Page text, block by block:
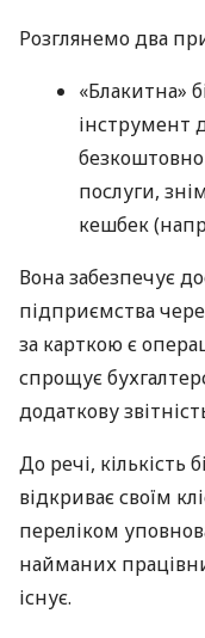
Розглянемо два
«Блакитна»
інструмент
послуги,
кешбек
Вона забезпечує
підприємства
за карткою є
спрощує
додаткову
До речі, кількість
відкриває своїм
переліком
найманих
існує.